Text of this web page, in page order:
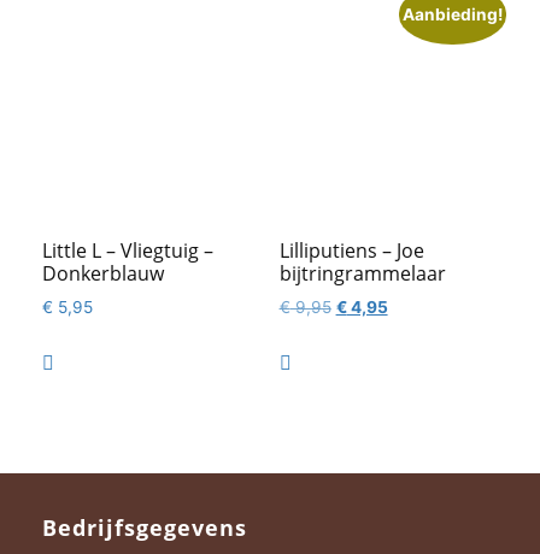
Little L – Vliegtuig –
Donkerblauw
€ 5,95

Aanbieding!
Lilliputiens – Joe
bijtringrammelaar
€9,95 Oorspronkelijke
€4,95Huidige

Bedrijfsgegevens